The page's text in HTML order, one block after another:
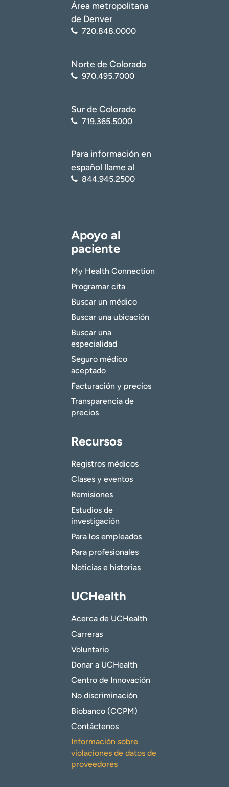
Área metropolitana
de Denver
720.848.0000
Norte de Colorado
970.495.7000
Sur de Colorado
719.365.5000
Para información en
español llame al
844.945.2500
Apoyo al
paciente
My Health Connection
Programar cita
Buscar un médico
Buscar una ubicación
Buscar una
especialidad
Seguro médico
aceptado
Facturación y precios
Transparencia de
precios
Recursos
Registros médicos
Clases y eventos
Remisiones
Estudios de
investigación
Para los empleados
Para profesionales
Noticias e historias
UCHealth
Acerca de UCHealth
Carreras
Voluntario
Donar a UCHealth
Centro de Innovación
No discriminación
Biobanco (CCPM)
Contáctenos
Información sobre
violaciones de datos de
proveedores